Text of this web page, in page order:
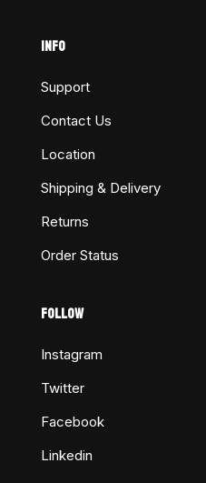
INFO
Support
Contact Us
Location
Shipping & Delivery
Returns
Order Status
FOLLOW
Instagram
Twitter
Facebook
Linkedin